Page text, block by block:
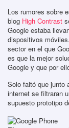
Los rumores sobre
blog High Contrast
Google estaba
dispositivos
sector en el que
es que la mejor
Google y que por
Solo faltó que junto
internet se filtraran
supuesto prototipo